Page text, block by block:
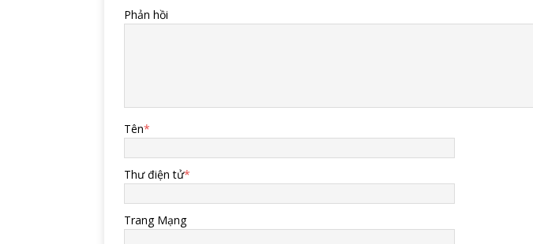
Phản hồi
Tên*
Thư điện tử*
Trang Mạng